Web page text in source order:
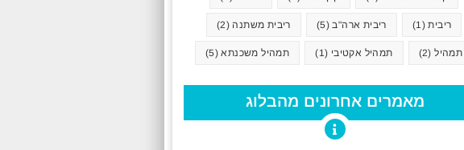
ריבית(1) ריבית ארה"ב(5) ריבית משתנה (2)
תמהיל(2) תמהיל אקטיבי (1) תמהיל משכנתא(5)
מאמרים אחרונים מהבלוג